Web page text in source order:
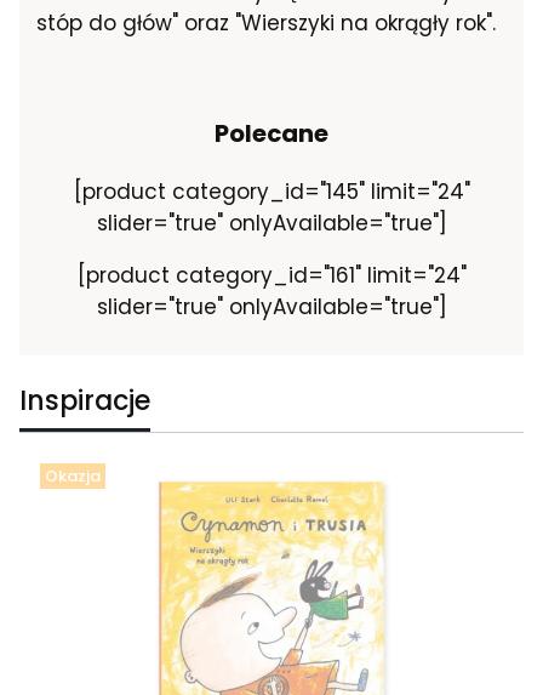
stóp do głów" oraz "Wierszyki na okrągły rok".
Polecane
[product category_id="145" limit="24"
slider="true" onlyAvailable="true"]
[product category_id="161" limit="24"
slider="true" onlyAvailable="true"]
Inspiracje
Okazja